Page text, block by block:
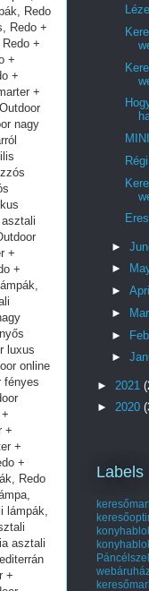
►
►
► April
►
►
►
► 2021
► 2020
Labels